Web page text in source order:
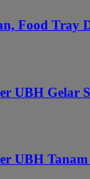
Food Tray
UBH Gelar
UBH